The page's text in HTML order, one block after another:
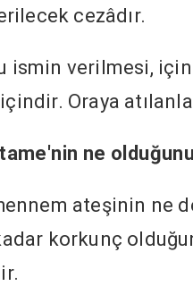
cezâdır.
ismin verilmesi,
Oraya
ne
ateşinin ne
korkunç